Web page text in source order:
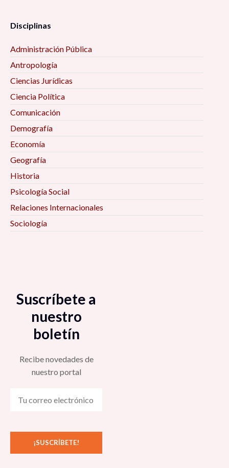
Disciplinas
Administración Pública
Antropología
Ciencias Jurídicas
Ciencia Política
Comunicación
Demografía
Economía
Geografía
Historia
Psicología Social
Relaciones Internacionales
Sociología
Suscríbete a
nuestro
boletín
Recibe novedades de
nuestro portal